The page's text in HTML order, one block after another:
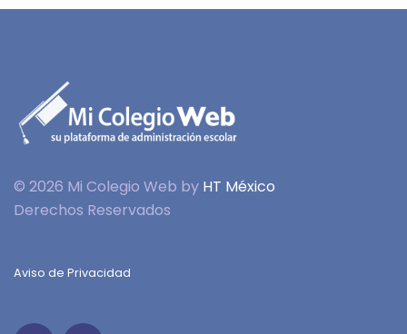
© 2026 Mi Colegio Web by HT México
Derechos Reservados
Aviso de Privacidad